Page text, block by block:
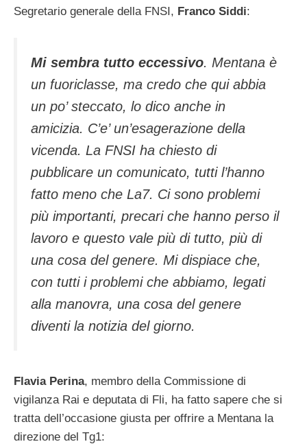
Segretario generale della FNSI, Franco Siddi:
Mi sembra tutto eccessivo. Mentana è
un fuoriclasse, ma credo che qui abbia
un po’ steccato, lo dico anche in
amicizia. C’e’ un’esagerazione della
vicenda. La FNSI ha chiesto di
pubblicare un comunicato, tutti l’hanno
fatto meno che La7. Ci sono problemi
più importanti, precari che hanno perso il
lavoro e questo vale più di tutto, più di
una cosa del genere. Mi dispiace che,
con tutti i problemi che abbiamo, legati
alla manovra, una cosa del genere
diventi la notizia del giorno.
Flavia Perina, membro della Commissione di
vigilanza Rai e deputata di Fli, ha fatto sapere che si
tratta dell’occasione giusta per offrire a Mentana la
direzione del Tg1: